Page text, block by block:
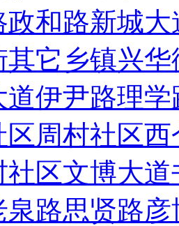
政和路新城大
其它乡镇兴华
道伊尹路理学
区周村社区西
社区文博大道
泉路思贤路